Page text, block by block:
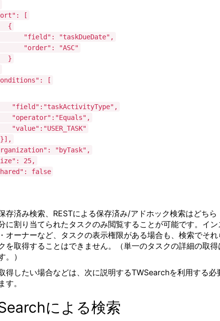
[
"taskDueDate",
"ASC"
[
"byTask",
25,
false
存済み検索、RESTによる保存済み/アドホック検索はどちら
に割り当てられたタスクのみ閲覧することが可能です。イン
オーナーなど、タスクの表示権限がある場合も、検索でそれ
を取得することはできません。（単一のタスクの詳細の取得
。）
得したい場合などは、次に説明するTWSearchを利用する必
す。
による検索